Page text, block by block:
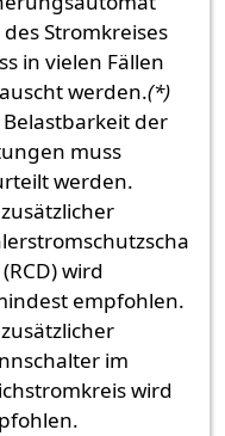
des Stromkreises
in vielen Fällen
werden.(*)
Belastbarkeit der
muss
werden.
wird
empfohlen.
im
wird